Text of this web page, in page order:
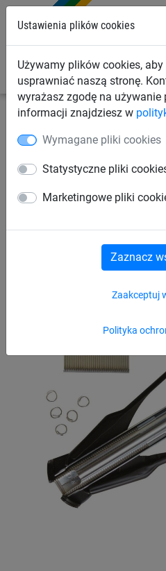
Ustawienia plików cookies
Używamy plików cookies,
usprawniać naszą stronę.
wyrażasz zgodę na używanie
informacji znajdziesz w
Wymagane pliki cookies
Statystyczne pliki
Marketingowe pliki
Polityka
Zaakceptuj
Zaznacz
Siatki przeciw ptakom
Zszywki (2500